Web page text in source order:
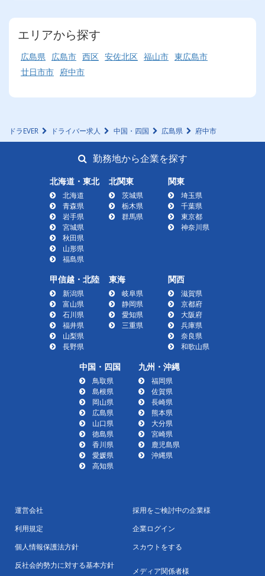
エリアから探す
広島県 広島市 西区 安佐北区 福山市 東広島市
廿日市市 府中市
ドラEVER ドライバー求人 中国・四国 広島県 府中市
勤務地から企業を探す
北海道・東北
北海道
青森県
岩手県
宮城県
秋田県
山形県
福島県
北関東
茨城県
栃木県
群馬県
関東
埼玉県
千葉県
東京都
神奈川県
甲信越・北陸
新潟県
富山県
石川県
福井県
山梨県
長野県
東海
岐阜県
静岡県
愛知県
三重県
関西
滋賀県
京都府
大阪府
兵庫県
奈良県
和歌山県
中国・四国
鳥取県
島根県
岡山県
広島県
山口県
徳島県
香川県
愛媛県
高知県
九州・沖縄
福岡県
佐賀県
長崎県
熊本県
大分県
宮崎県
鹿児島県
沖縄県
運営会社
利用規定
個人情報保護法方針
反社会的勢力に対する基本方針
採用をご検討中の企業様
企業ログイン
スカウトをする
メディア関係者様